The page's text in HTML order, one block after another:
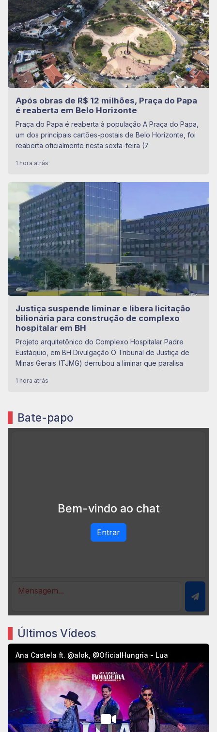
Após obras de R$ 12 milhões, Praça do Papa
é reaberta em Belo Horizonte
Praça do Papa é reaberta à população A Praça do Papa,
um dos principais cartões-postais de Belo Horizonte, foi
reaberta oficialmente nesta sexta-feira (7
1 hora atrás
Justiça suspende liminar e libera licitação
bilionária para construção de complexo
hospitalar em BH
Projeto arquitetônico do Complexo Hospitalar Padre
Eustáquio, em BH Divulgação O Tribunal de Justiça de
Minas Gerais (TJMG) derrubou a liminar que paralisa
1 hora atrás
Bate-papo
Bem-vindo ao chat
Entrar
Últimos Vídeos
Ana Castela ft. ‪@alok‬, ‪@OficialHungria‬ - Lua